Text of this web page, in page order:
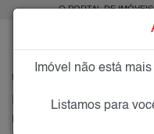
O PORTAL DE
Imóveis à Venda no
Imóvel não está
Listamos para